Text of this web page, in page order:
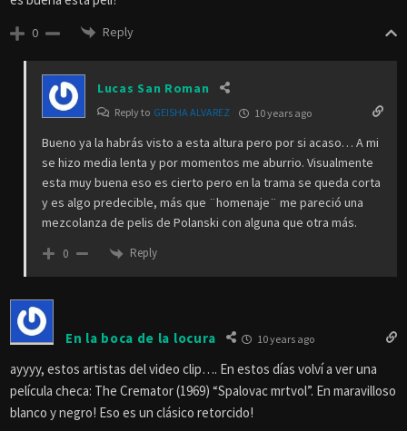
geisha alvarez 10 years ago
es buena esta peli?
Reply
Lucas San Roman
Reply to 10 years ago
Bueno ya la habrás visto a esta altura pero por si acaso… A mi
se hizo media lenta y por momentos me aburrio. Visualmente
esta muy buena eso es cierto pero en la trama se queda corta
y es algo predecible, más que ¨homenaje¨ me pareció una
mezcolanza de pelis de Polanski con alguna que otra más.
0 Reply